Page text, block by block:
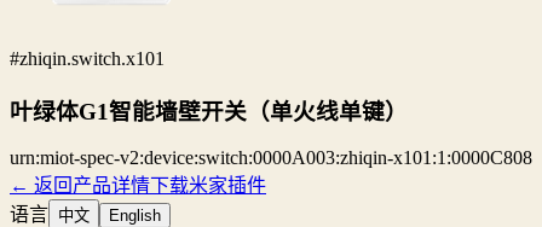
#zhiqin.switch.x101
叶绿体G1智能墙壁开关（单火线单键）
urn:miot-spec-v2:device:switch:0000A003:zhiqin-x101:1:0000C808
← 返回产品详情下载米家插件
语言 中文 English